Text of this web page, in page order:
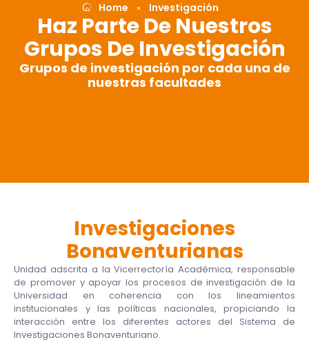
Home » Investigación
Haz Parte De Nuestros
Grupos De Investigación
Grupos de investigación por cada una de
nuestras facultades
Investigaciones
Bonaventurianas
Unidad adscrita a la Vicerrectoría Académica, responsable
de promover y apoyar los procesos de investigación de la
Universidad en coherencia con los lineamientos
institucionales y las políticas nacionales, propiciando la
interacción entre los diferentes actores del Sistema de
Investigaciones Bonaventuriano.